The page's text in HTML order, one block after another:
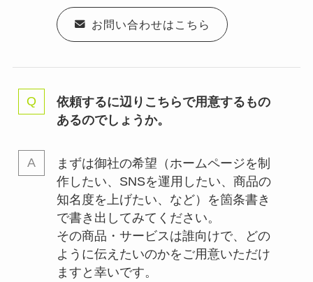
お問い合わせはこちら
依頼するに辺りこちらで用意するもの
あるのでしょうか。
まずは御社の希望（ホームページを制
作したい、SNSを運用したい、商品の
知名度を上げたい、など）を箇条書き
で書き出してみてください。
その商品・サービスは誰向けで、どの
ように伝えたいのかをご用意いただけ
ますと幸いです。